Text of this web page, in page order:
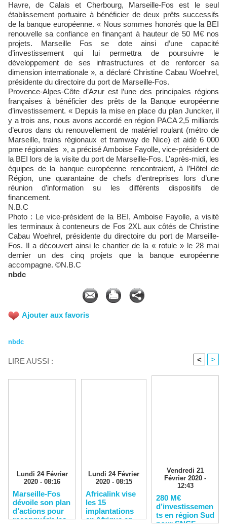
Havre, de Calais et Cherbourg, Marseille-Fos est le seul
établissement portuaire à bénéficier de deux prêts successifs
de la banque européenne. « Nous sommes honorés que la BEI
renouvelle sa confiance en finançant à hauteur de 50 M€ nos
projets. Marseille Fos se dote ainsi d’une capacité
d’investissement qui lui permettra de poursuivre le
développement de ses infrastructures et de renforcer sa
dimension internationale », a déclaré Christine Cabau Woehrel,
présidente du directoire du port de Marseille-Fos.
Provence-Alpes-Côte d’Azur est l’une des principales régions
françaises à bénéficier des prêts de la Banque européenne
d’investissement. « Depuis la mise en place du plan Juncker, il
y a trois ans, nous avons accordé en région PACA 2,5 milliards
d’euros dans du renouvellement de matériel roulant (métro de
Marseille, trains régionaux et tramway de Nice) et aidé 6 000
pme régionales », a précisé Amboise Fayolle, vice-président de
la BEI lors de la visite du port de Marseille-Fos. L’après-midi, les
équipes de la banque européenne rencontraient, à l’Hôtel de
Région, une quarantaine de chefs d’entreprises lors d’une
réunion d’information su les différents dispositifs de
financement.
N.B.C
Photo : Le vice-président de la BEI, Amboise Fayolle, a visité
les terminaux à conteneurs de Fos 2XL aux côtés de Christine
Cabau Woehrel, présidente du directoire du port de Marseille-
Fos. Il a découvert ainsi le chantier de la « rotule » le 28 mai
dernier un des cinq projets que la banque européenne
accompagne. ©N.B.C
nbdc
Ajouter aux favoris
nbdc
LIRE AUSSI : < >
Lundi 24 Février
2020 - 08:16
Marseille-Fos
dévoile son plan
d’actions pour
reconquérir les
Lundi 24 Février
2020 - 08:15
Africalink vise
les 15
implantations
en Afrique en
Vendredi 21
Février 2020 -
12:43
280 M€
d’investissemen
ts en région Sud
pour SNCF